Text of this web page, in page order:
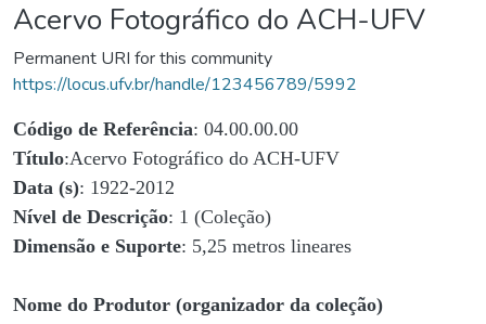
Acervo Fotográfico do ACH-UFV
Permanent URI for this community
https://locus.ufv.br/handle/123456789/5992
Código de Referência: 04.00.00.00
Título:Acervo Fotográfico do ACH-UFV
Data (s): 1922-2012
Nível de Descrição: 1 (Coleção)
Dimensão e Suporte: 5,25 metros lineares
Nome do Produtor (organizador da coleção)